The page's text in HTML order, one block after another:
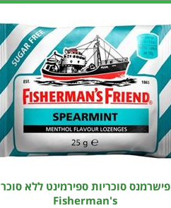
פישרמנס סוכריות ספירמינט ללא סוכר
Fisherman's